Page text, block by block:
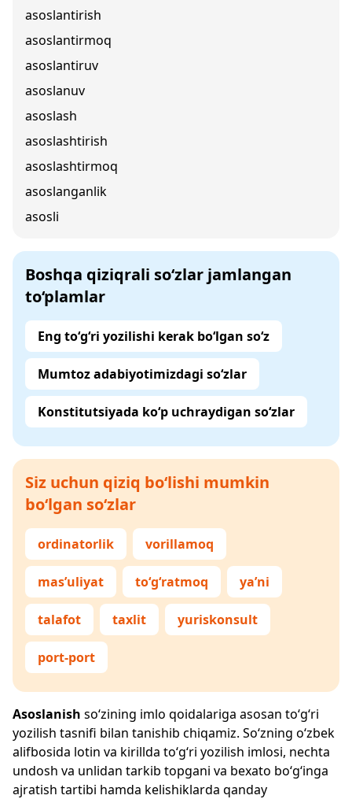
asoslantirish
asoslantirmoq
asoslantiruv
asoslanuv
asoslash
asoslashtirish
asoslashtirmoq
asoslanganlik
asosli
Boshqa qiziqrali so‘zlar jamlangan
to‘plamlar
Eng to‘g‘ri yozilishi kerak bo‘lgan so‘z
Mumtoz adabiyotimizdagi so‘zlar
Konstitutsiyada ko‘p uchraydigan so‘zlar
Siz uchun qiziq bo‘lishi mumkin
bo‘lgan so‘zlar
ordinatorlik vorillamoq
mas’uliyat to‘g‘ratmoq ya’ni
talafot taxlit yuriskonsult
port-port
Asoslanish so‘zining imlo qoidalariga asosan to‘g‘ri
yozilish tasnifi bilan tanishib chiqamiz. So‘zning o‘zbek
alifbosida lotin va kirillda to‘g‘ri yozilish imlosi, nechta
undosh va unlidan tarkib topgani va bexato bo‘g‘inga
ajratish tartibi hamda kelishiklarda qanday